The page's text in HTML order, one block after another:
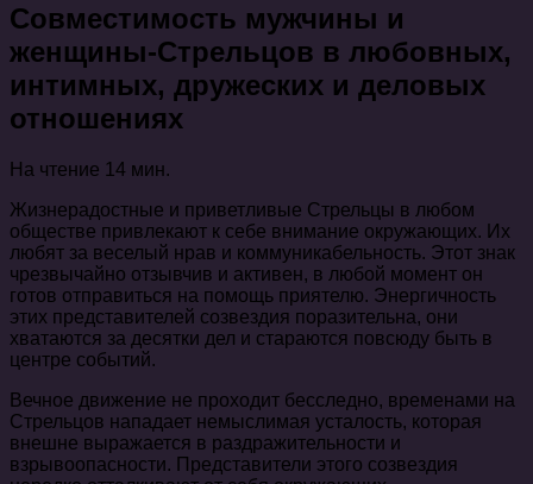
Совместимость мужчины и
женщины-Стрельцов в любовных,
интимных, дружеских и деловых
отношениях
На чтение 14 мин.
Жизнерадостные и приветливые Стрельцы в любом
обществе привлекают к себе внимание окружающих. Их
любят за веселый нрав и коммуникабельность. Этот знак
чрезвычайно отзывчив и активен, в любой момент он
готов отправиться на помощь приятелю. Энергичность
этих представителей созвездия поразительна, они
хватаются за десятки дел и стараются повсюду быть в
центре событий.
Вечное движение не проходит бесследно, временами на
Стрельцов нападает немыслимая усталость, которая
внешне выражается в раздражительности и
взрывоопасности. Представители этого созвездия